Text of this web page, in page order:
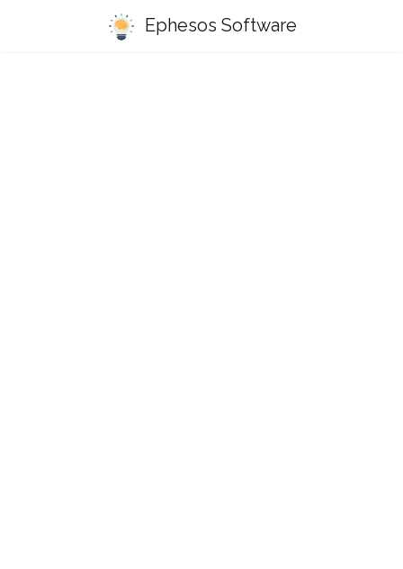
Ephesos Software